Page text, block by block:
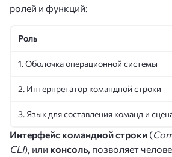
ролей и функций:
Роль
1. Оболочка операционной системы
2. Интерпретатор командной строки
3. Язык для составления команд и
Интерфейс командной строки (
CLI), или консоль, позволяет